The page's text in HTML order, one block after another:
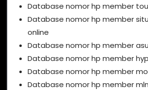
Database nomor hp member
Database nomor hp member
online
Database nomor hp member
Database nomor hp member
Database nomor hp member
Database nomor hp member